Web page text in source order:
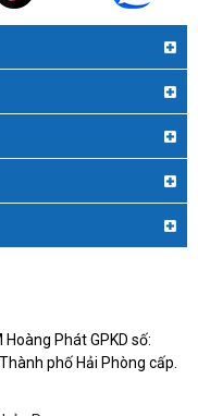
Phát GPKD số:
phố Hải Phòng cấp.